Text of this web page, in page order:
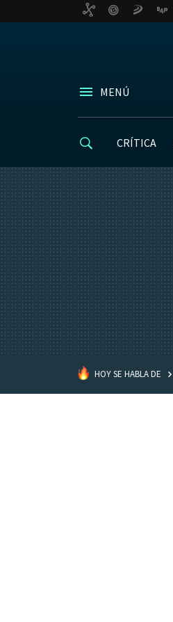
MENÚ
CRÍTICA
HOY SE HABLA DE